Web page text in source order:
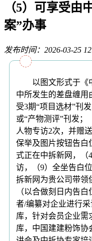
（5）可享受由
案”办事
发布时间：2026-03-25
以图文形式于《中
中所发生的差盘缠用
受3期“项目选材”刊
或“产物测评”刊发；
人物专访2次，并赠
保举及图片按钮告白
式正在中拆新网，（
访，（9）全坐告白
拆新网为贵公司带领
（以合做刻日内告
者/编纂对企业进行
库，针对会员企业需
库，中国建建粉饰协